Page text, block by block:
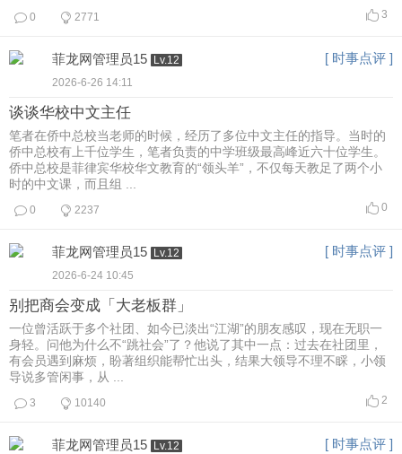
3
0 2771
菲龙网管理员15 Lv.12 [ 时事点评 ]
2026-6-26 14:11
谈谈华校中文主任
笔者在侨中总校当老师的时候，经历了多位中文主任的指导。当时的
侨中总校有上千位学生，笔者负责的中学班级最高峰近六十位学生。
侨中总校是菲律宾华校华文教育的“领头羊”，不仅每天教足了两个小
时的中文课，而且组 ...
0
0 2237
菲龙网管理员15 Lv.12 [ 时事点评 ]
2026-6-24 10:45
别把商会变成「大老板群」
一位曾活跃于多个社团、如今已淡出“江湖”的朋友感叹，现在无职一
身轻。问他为什么不“跳社会”了？他说了其中一点：过去在社团里，
有会员遇到麻烦，盼著组织能帮忙出头，结果大领导不理不睬，小领
导说多管闲事，从 ...
2
3 10140
菲龙网管理员15 Lv.12 [ 时事点评 ]